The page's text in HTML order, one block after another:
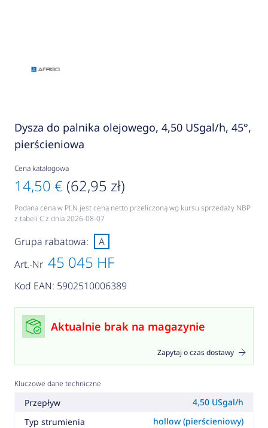
Dysza do palnika olejowego, 4,50 USgal/h, 45°,
pierścieniowa
Cena katalogowa
14,50 € (62,95 zł)
Podana cena w PLN jest ceną netto przeliczoną wg kursu sprzedaży NBP
z tabeli C z dnia 2026-08-07
Art.-Nr 45 045 HF
Kod EAN: 5902510006389
Grupa rabatowa: A
Aktualnie brak na magazynie
Zapytaj o czas dostawy
Kluczowe dane techniczne
Przepływ
4,50 USgal/h
Typ strumienia
hollow (pierścieniowy)